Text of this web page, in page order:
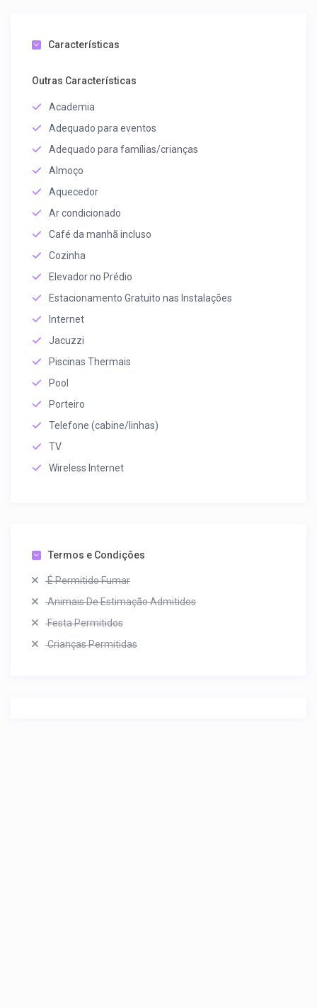
Características
Outras Características
Academia
Adequado para eventos
Adequado para famílias/crianças
Almoço
Aquecedor
Ar condicionado
Café da manhã incluso
Cozinha
Elevador no Prédio
Estacionamento Gratuito nas Instalações
Internet
Jacuzzi
Piscinas Thermais
Pool
Porteiro
Telefone (cabine/linhas)
TV
Wireless Internet
Termos e Condições
É Permitido Fumar
Animais De Estimação Admitidos
Festa Permitidos
Crianças Permitidas